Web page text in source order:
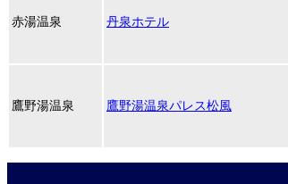
赤湯温泉 丹泉ホテル
鷹野湯温泉 鷹野湯温泉パレス松風